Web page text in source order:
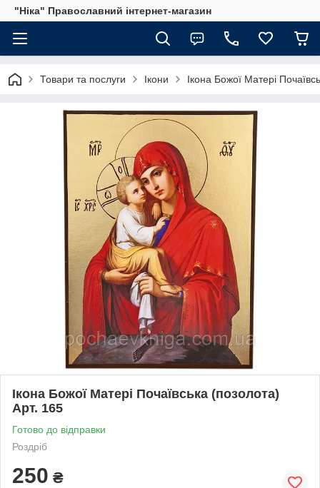
"Ніка" Православний інтернет-магазин
Товари та послуги Ікони Ікона Божої Матері
Ікона Божої Матері Почаївська (позолота)
Арт. 165
Готово до відправки
Роздріб
250 ₴